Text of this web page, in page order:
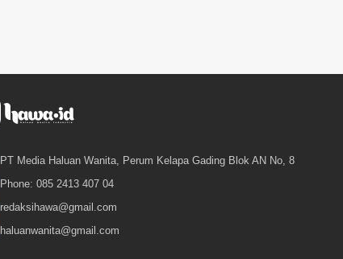
PT Media Haluan Wanita, Perum Kelapa Gading Blok AN No, 8
Phone: 085 2413 407 04
redaksihawa@gmail.com
haluanwanita@gmail.com